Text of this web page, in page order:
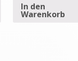
In den
Warenkorb